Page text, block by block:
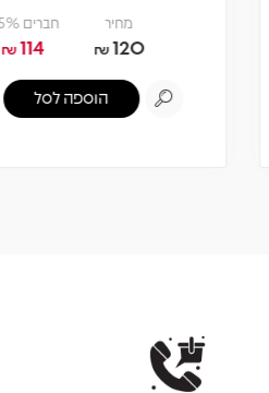
מחיר
120
₪
חברים 5% -
114
₪
הוספה לסל